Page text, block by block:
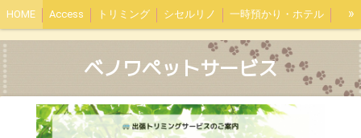
HOME Access トリミング シセルリノ 一時預かり・ホテル
出張トリミング
»
ベノワペットサービス